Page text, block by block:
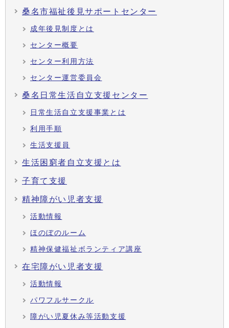
桑名市福祉後見サポートセンター
成年後見制度とは
センター概要
センター利用方法
センター運営委員会
桑名日常生活自立支援センター
日常生活自立支援事業とは
利用手順
生活支援員
生活困窮者自立支援とは
子育て支援
精神障がい児者支援
活動情報
ほのぼのルーム
精神保健福祉ボランティア講座
在宅障がい児者支援
活動情報
パワフルサークル
障がい児夏休み等活動支援